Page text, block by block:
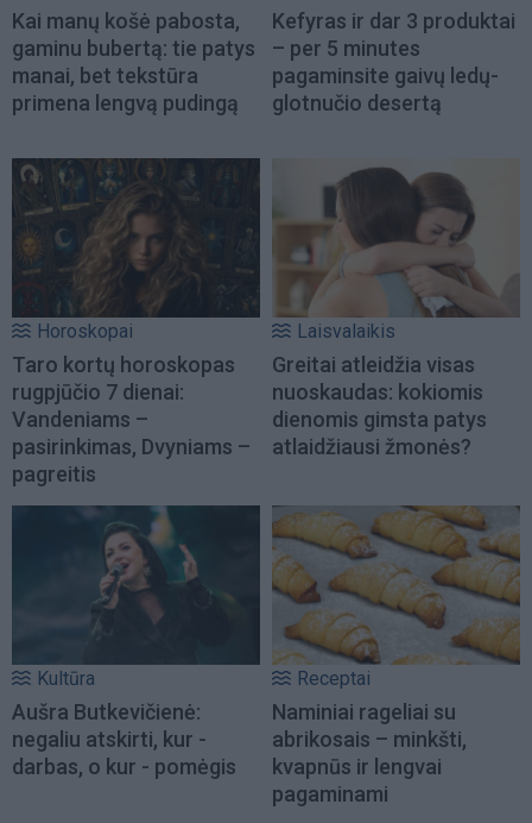
Kai manų košė pabosta,
gaminu bubertą: tie patys
manai, bet tekstūra
primena lengvą pudingą
Kefyras ir dar 3 produktai
– per 5 minutes
pagaminsite gaivų ledų-
glotnučio desertą
Horoskopai
Taro kortų horoskopas
rugpjūčio 7 dienai:
Vandeniams –
pasirinkimas, Dvyniams –
pagreitis
Laisvalaikis
Greitai atleidžia visas
nuoskaudas: kokiomis
dienomis gimsta patys
atlaidžiausi žmonės?
Kultūra
Aušra Butkevičienė:
negaliu atskirti, kur -
darbas, o kur - pomėgis
Receptai
Naminiai rageliai su
abrikosais – minkšti,
kvapnūs ir lengvai
pagaminami